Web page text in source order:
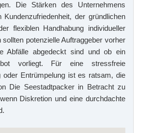
Die Stärken des Unternehmens
der gründlichen
flexiblen Handhabung individueller
potenzielle Auftraggeber vorher
Abfälle abgedeckt sind und ob ein
vorliegt. Für eine stressfreie
oder Entrümpelung ist es ratsam, die
Die Seestadtpacker in Betracht zu
Diskretion und eine durchdachte